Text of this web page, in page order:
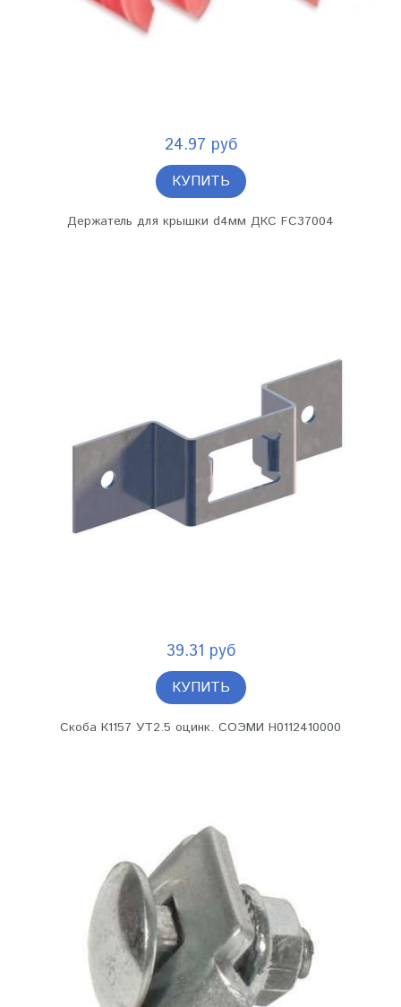
24.97 руб
КУПИТЬ
Держатель для крышки d4мм ДКС FC37004
39.31 руб
КУПИТЬ
Скоба К1157 УТ2.5 оцинк. СОЭМИ Н0112410000